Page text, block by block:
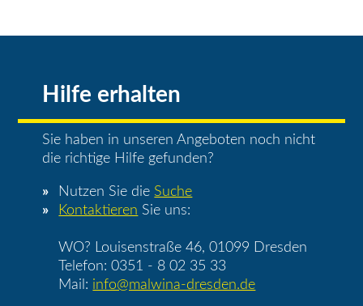
Hilfe erhalten
Sie haben in unseren Angeboten noch nicht
die richtige Hilfe gefunden?
Nutzen Sie die Suche
Kontaktieren Sie uns:
WO? Louisenstraße 46, 01099 Dresden
Telefon: 0351 - 8 02 35 33
Mail: info@malwina-dresden.de